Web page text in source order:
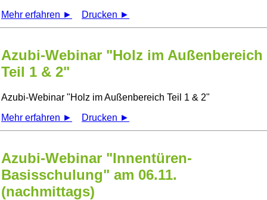
Mehr erfahren ►
Drucken ►
Azubi-Webinar "Holz im Außenbereich
Teil 1 & 2"
Azubi-Webinar
Holz im Außenbereich Teil 1 & 2
Mehr erfahren ►
Drucken ►
Azubi-Webinar "Innentüren-
Basisschulung" am 06.11.
(nachmittags)